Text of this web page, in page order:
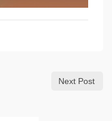
Next Post